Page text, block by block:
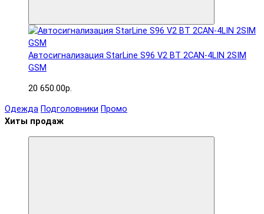
Автосигнализация StarLine S96 V2 BT 2CAN-4LIN 2SIM
GSM
20 650.00р.
Одежда Подголовники Промо
Хиты продаж